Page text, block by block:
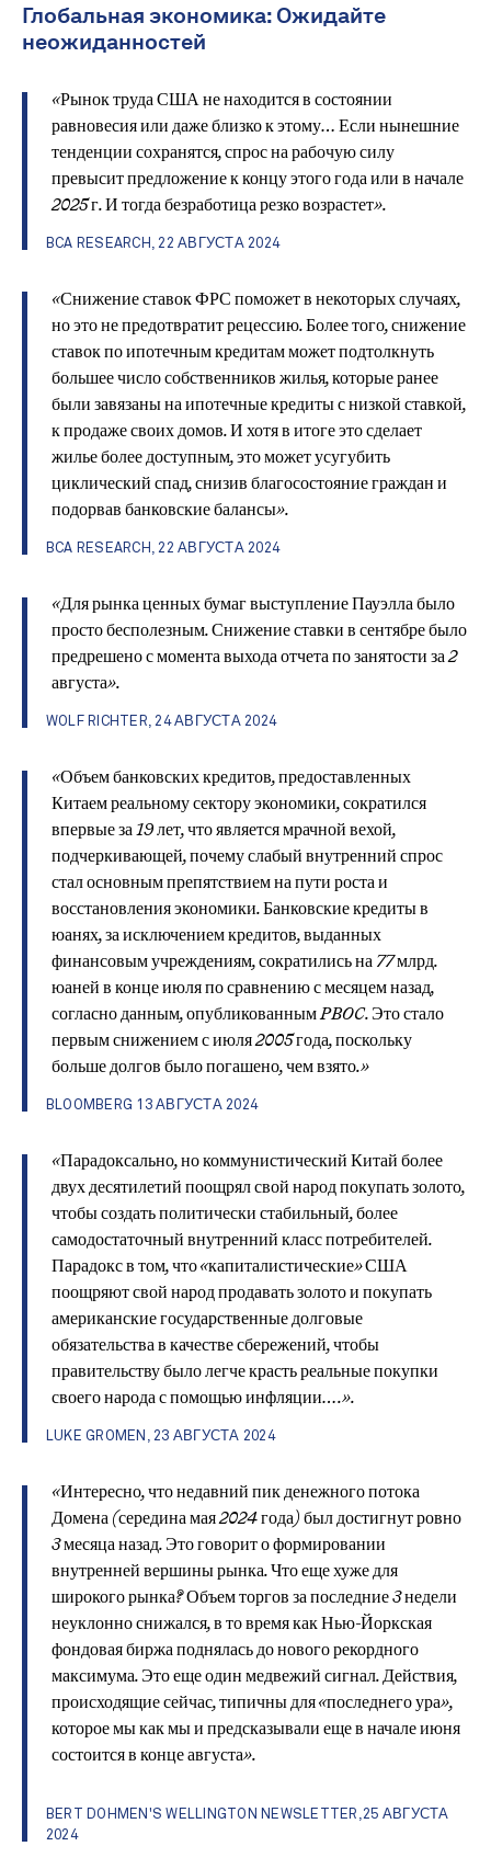
Глобальная экономика: Ожидайте
неожиданностей
«Рынок труда США не находится в состоянии
равновесия или даже близко к этому… Если нынешние
тенденции сохранятся, спрос на рабочую силу
превысит предложение к концу этого года или в начале
2025 г. И тогда безработица резко возрастет».
BCA RESEARCH, 22 АВГУСТА 2024
«Снижение ставок ФРС поможет в некоторых случаях,
но это не предотвратит рецессию. Более того, снижение
ставок по ипотечным кредитам может подтолкнуть
большее число собственников жилья, которые ранее
были завязаны на ипотечные кредиты с низкой ставкой,
к продаже своих домов. И хотя в итоге это сделает
жилье более доступным, это может усугубить
циклический спад, снизив благосостояние граждан и
подорвав банковские балансы».
BCA RESEARCH, 22 АВГУСТА 2024
«Для рынка ценных бумаг выступление Пауэлла было
просто бесполезным. Снижение ставки в сентябре было
предрешено с момента выхода отчета по занятости за 2
августа».
WOLF RICHTER, 24 АВГУСТА 2024
«Объем банковских кредитов, предоставленных
Китаем реальному сектору экономики, сократился
впервые за 19 лет, что является мрачной вехой,
подчеркивающей, почему слабый внутренний спрос
стал основным препятствием на пути роста и
восстановления экономики. Банковские кредиты в
юанях, за исключением кредитов, выданных
финансовым учреждениям, сократились на 77 млрд.
юаней в конце июля по сравнению с месяцем назад,
согласно данным, опубликованным PBOC. Это стало
первым снижением с июля 2005 года, поскольку
больше долгов было погашено, чем взято.»
BLOOMBERG 13 АВГУСТА 2024
«Парадоксально, но коммунистический Китай более
двух десятилетий поощрял свой народ покупать золото,
чтобы создать политически стабильный, более
самодостаточный внутренний класс потребителей.
Парадокс в том, что «капиталистические» США
поощряют свой народ продавать золото и покупать
американские государственные долговые
обязательства в качестве сбережений, чтобы
правительству было легче красть реальные покупки
своего народа с помощью инфляции….».
LUKE GROMEN, 23 АВГУСТА 2024
«Интересно, что недавний пик денежного потока
Домена (середина мая 2024 года) был достигнут ровно
3 месяца назад. Это говорит о формировании
внутренней вершины рынка. Что еще хуже для
широкого рынка? Объем торгов за последние 3 недели
неуклонно снижался, в то время как Нью-Йоркская
фондовая биржа поднялась до нового рекордного
максимума. Это еще один медвежий сигнал. Действия,
происходящие сейчас, типичны для «последнего ура»,
которое мы как мы и предсказывали еще в начале июня
состоится в конце августа».
BERT DOHMEN'S WELLINGTON NEWSLETTER,25 АВГУСТА
2024